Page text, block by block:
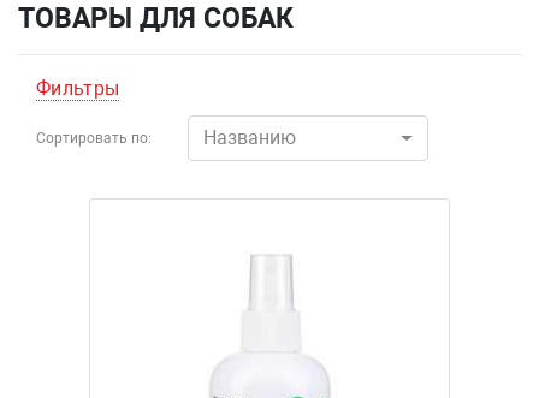
ТОВАРЫ ДЛЯ СОБАК
Фильтры
Сортировать по: Названию